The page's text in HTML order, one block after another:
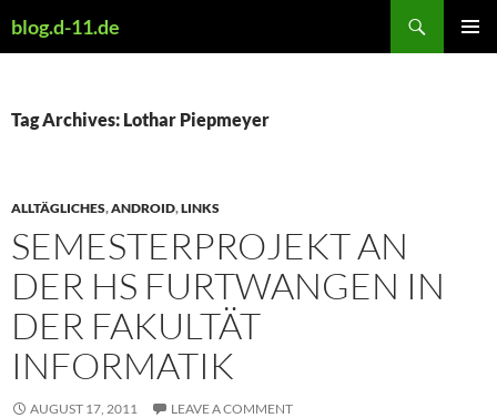
toblog.d-11.de
Tag Archives: Lothar Piepmeyer
ALLTÄGLICHES,ANDROID,LINKS
SEMESTERPROJEKT AN
DER HS FURTWANGEN IN
DER FAKULTÄT
INFORMATIK
AUGUST 17, 2011 LEAVE A COMMENT